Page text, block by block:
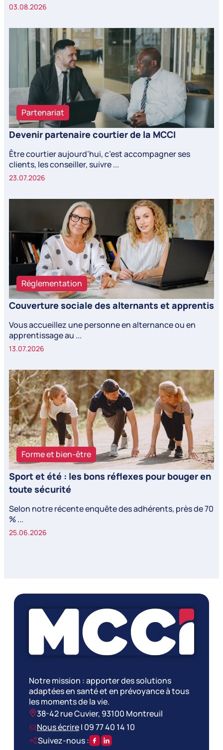
03.08.2026
Partenariat
Devenir partenaire courtier de la MCCI
Être courtier aujourd’hui, c’est accompagner ses
clients, les conseiller, suivre ...
23.07.2026
Réglementation
Couverture sociale des alternants et apprentis
Vous accueillez une personne en alternance ou en
apprentissage au ...
13.07.2026
Forme et bien-être
Sport et été : les bons réflexes pour bouger en
toute sécurité
Selon notre récente enquête des adhérents, près de 70
% ...
25.06.2026
Notre mission : apporter des solutions
adaptées en santé et en prévoyance à tous
les moments de la vie.
38-42 rue Cuvier, 93100 Montreuil
Nous écrire| 09 77 40 14 10
Suivez-nous :